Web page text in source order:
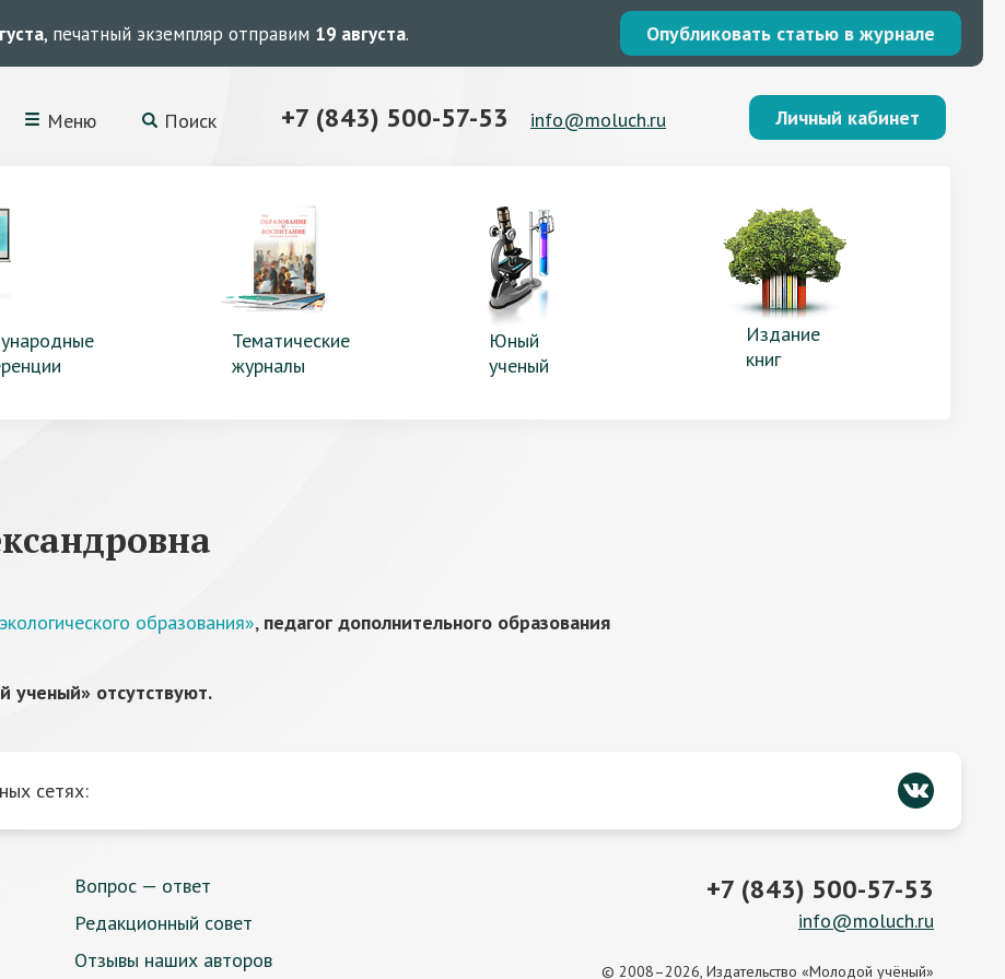
, печатный экземпляр отправим 19 августа. Опубликовать статью в журнале
Меню Поиск +7 (843) 500-57-53 info@moluch.ru Личный кабинет
Тематические
журналы
Юный
ученый
Издание
книг
образования», педагог дополнительного образования
ученый» отсутствуют.
сетях:
Вопрос — ответ
Редакционный совет
Отзывы наших авторов
+7 (843) 500-57-53
info@moluch.ru
© 2008–2026, Издательство «Молодой учёный»